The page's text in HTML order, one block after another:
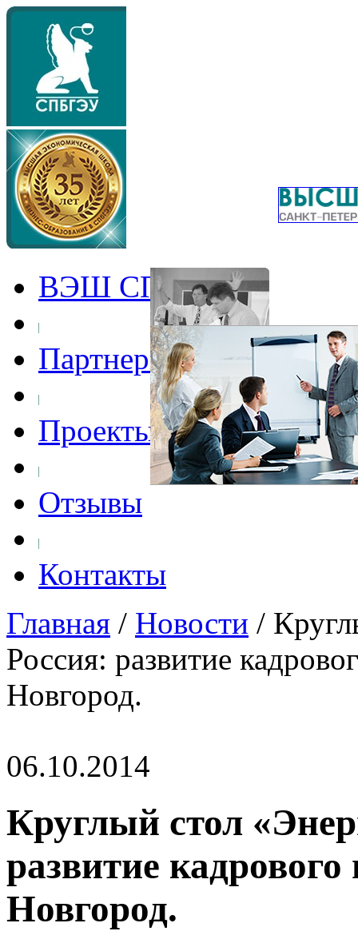
ВЭШ СПбГЭУ
Партнеры
Проекты
Отзывы
Контакты
Главная / Новости /
Россия: развитие
Новгород.
06.10.2014
Круглый стол
развитие
Новгород.